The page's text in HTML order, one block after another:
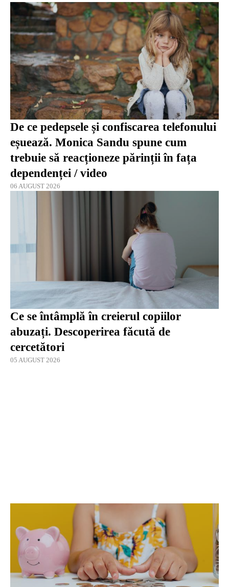
De ce pedepsele și confiscarea telefonului
eșuează. Monica Sandu spune cum
trebuie să reacționeze părinții în fața
dependenței / video
06 AUGUST 2026
Ce se întâmplă în creierul copiilor
abuzați. Descoperirea făcută de
cercetători
05 AUGUST 2026